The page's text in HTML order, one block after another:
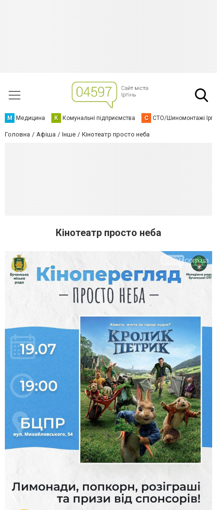
М Медицина К Комунальні підприємства С СТО/Шиномонтажі
Головна Афіша Інше Кінотеатр просто неба
Кінотеатр просто неба